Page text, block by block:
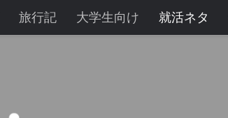
旅行記 大学生向け 就活ネタ